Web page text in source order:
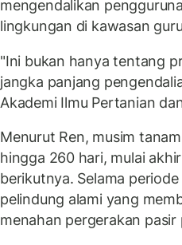
mengendalikan
lingkungan di kawasan
"Ini bukan hanya tentang
jangka panjang
Akademi Ilmu Pertanian
Menurut Ren, musim
hingga 260 hari, mulai
berikutnya. Selama
pelindung alami yang
menahan pergerakan pasir